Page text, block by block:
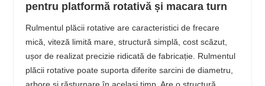
pentru platformă rotativă și macara turn
Rulmentul plăcii rotative are caracteristici de frecare
mică, viteză limită mare, structură simplă, cost scăzut,
ușor de realizat precizie ridicată de fabricație. Rulmentul
plăcii rotative poate suporta diferite sarcini de diametru,